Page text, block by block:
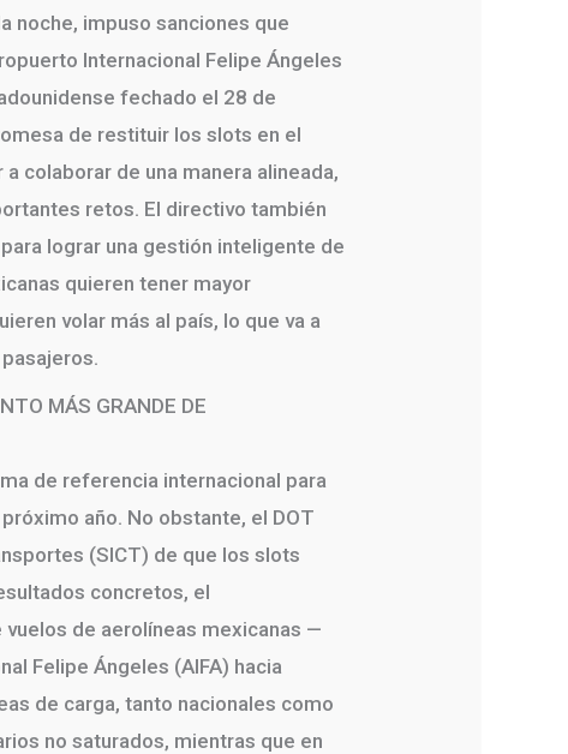
noche, impuso sanciones que
Internacional Felipe Ángeles
fechado el 28 de
de restituir los slots en el
colaborar de una manera alineada,
retos. El directivo también
lograr una gestión inteligente de
quieren tener mayor
volar más al país, lo que va a
MÁS GRANDE DE
de referencia internacional para
año. No obstante, el DOT
(SICT) de que los slots
concretos, el
de aerolíneas mexicanas —
Felipe Ángeles (AIFA) hacia
de carga, tanto nacionales como
no saturados, mientras que en